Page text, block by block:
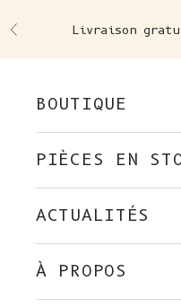
Précédent Livraison
BOUTIQUE
PIÈCES EN
ACTUALITÉS
À PROPOS